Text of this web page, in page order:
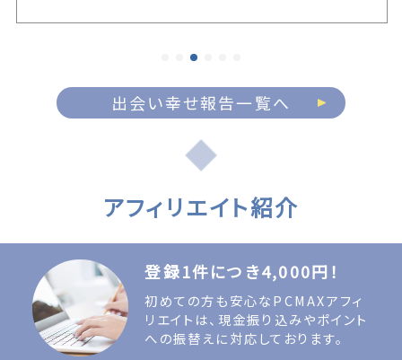
出会い幸せ報告一覧へ
アフィリエイト紹介
登録1件につき4,000円！
初めての方も安心なPCMAXアフィ
リエイトは、現金振り込みやポイント
への振替えに対応しております。